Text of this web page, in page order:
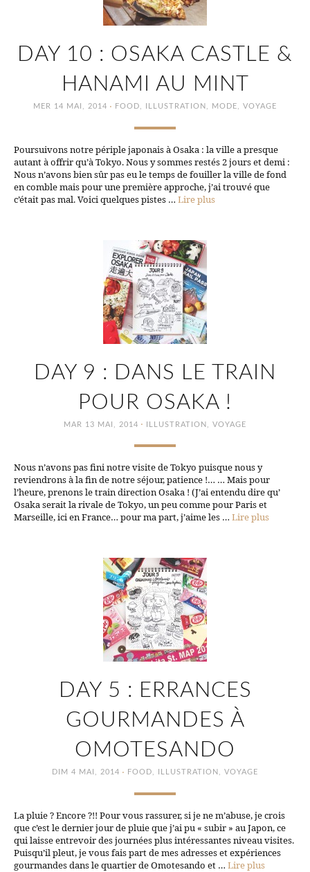
DAY 10 : OSAKA CASTLE &
HANAMI AU MINT
MER 14 MAI, 2014 · FOOD, ILLUSTRATION , MODE, VOYAGE
Poursuivons notre périple japonais à Osaka : la ville a presque
autant à offrir qu’à Tokyo. Nous y sommes restés 2 jours et demi :
Nous n’avons bien sûr pas eu le temps de fouiller la ville de fond
en comble mais pour une première approche, j’ai trouvé que
c’était pas mal. Voici quelques pistes … Lire plus
DAY 9 : DANS LE TRAIN
POUR OSAKA !
MAR 13 MAI, 2014 · ILLUSTRATION VOYAGE
Nous n’avons pas fini notre visite de Tokyo puisque nous y
reviendrons à la fin de notre séjour, patience !… … Mais pour
l’heure, prenons le train direction Osaka ! (J’ai entendu dire qu’
Osaka serait la rivale de Tokyo, un peu comme pour Paris et
Marseille, ici en France… pour ma part, j’aime les … Lire plus
DAY 5 : ERRANCES
GOURMANDES À
OMOTESANDO
DIM 4 MAI, 2014 · FOOD, ILLUSTRATION , VOYAGE
La pluie ? Encore ?!! Pour vous rassurer, si je ne m’abuse, je crois
que c’est le dernier jour de pluie que j’ai pu « subir » au Japon, ce
qui laisse entrevoir des journées plus intéressantes niveau visites.
Puisqu’il pleut, je vous fais part de mes adresses et expériences
gourmandes dans le quartier de Omotesando et … Lire plus